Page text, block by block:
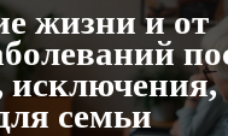
жизни и от
исключения,
семьи